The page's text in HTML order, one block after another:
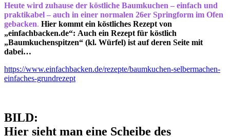
Heute wird zuhause der köstliche Baumkuchen – einfach und
praktikabel – auch in einer normalen 26er Springform im Ofen
gebacken. Hier kommt ein köstliches Rezept von
„einfachbacken.de“: Auch ein Rezept für köstlich
„Baumkuchenspitzen“ (kl. Würfel) ist auf deren Seite mit
dabei…
https://www.einfachbacken.de/rezepte/baumkuchen-selbermachen-
einfaches-grundrezept
BILD:
Hier sieht man eine Scheibe des